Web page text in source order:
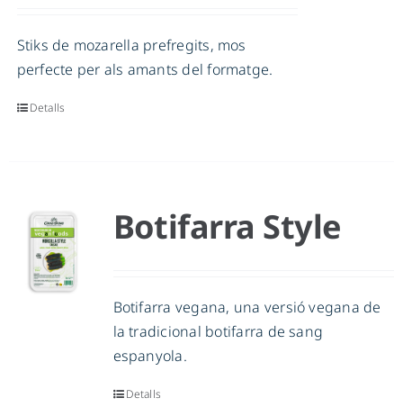
Stiks de mozarella prefregits, mos
perfecte per als amants del formatge.
Detalls
Botifarra Style
Botifarra vegana, una versió vegana de
la tradicional botifarra de sang
espanyola.
Detalls